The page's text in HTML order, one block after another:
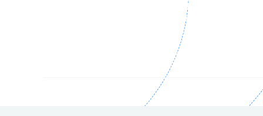
постоянно взаимодействующие
с конфликтами в бизнес-среде, что
взаимоусиления и взаимопомощи